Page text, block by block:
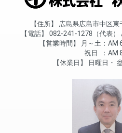
住所
広島県広島市中区
電話
082-241-1278（代表）
営業時間
月～土
AM
祝日
AM
休業日
日曜日